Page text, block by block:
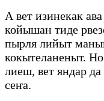
А вет изинекак
койышан тиде
пырля лийыт
кокытеланеныт.
лиеш, вет яндар
сеҥа.